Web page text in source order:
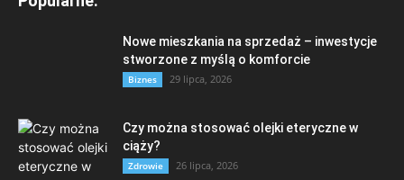
Nowe mieszkania na sprzedaż – inwestycje
stworzone z myślą o komforcie
Biznes 29 lipca, 2026
Czy można stosować olejki eteryczne w
ciąży?
Zdrowie 26 lipca, 2026